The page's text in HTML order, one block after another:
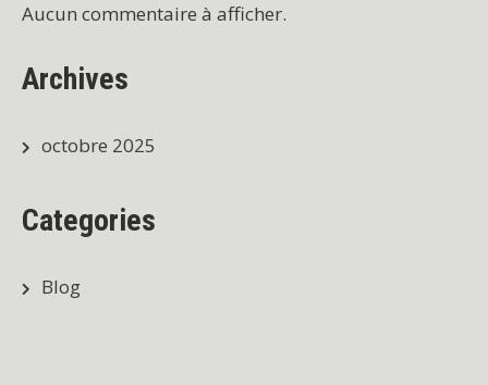
Aucun commentaire à afficher.
Archives
octobre 2025
Categories
Blog